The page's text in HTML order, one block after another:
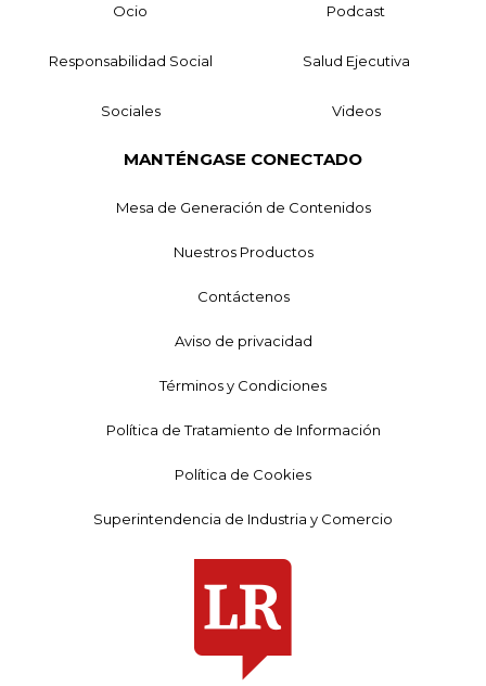
Ocio Podcast
Responsabilidad Social Salud Ejecutiva
Sociales Videos
MANTÉNGASE CONECTADO
Mesa de Generación de Contenidos
Nuestros Productos
Contáctenos
Aviso de privacidad
Términos y Condiciones
Política de Tratamiento de Información
Política de Cookies
Superintendencia de Industria y Comercio